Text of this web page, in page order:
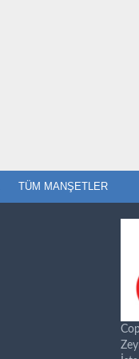
TÜM MANŞETLER